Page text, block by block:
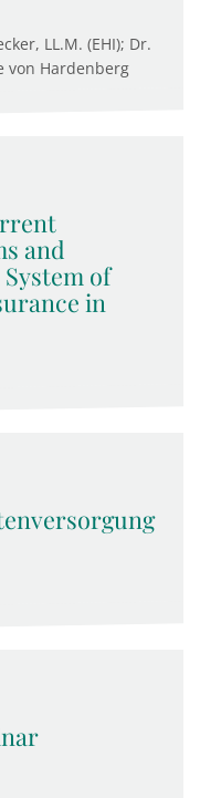
LL.M. (EHI); Dr.
von Hardenberg
and
of
in